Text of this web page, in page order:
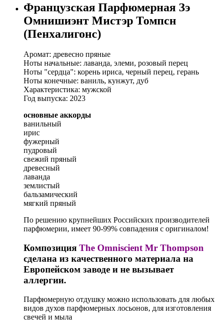
Французская Парфюмерная Зэ
Омнишиэнт Мистэр Томпсн
(Пенхалигонс)
Аромат: древесно пряные
Ноты начальные: лаванда, элеми, розовый перец
Ноты "сердца": корень ириса, черный перец, герань
Ноты конечные: ваниль, кунжут, дуб
Характеристика: мужской
Год выпуска: 2023
основные аккорды
ванильный
ирис
фужерный
пудровый
свежий пряный
древесный
лаванда
землистый
бальзамический
мягкий пряный
По решению крупнейших Российских производителей
парфюмерии, имеет 90-99% совпадения с оригиналом!
Композиция The Omniscient Mr Thompson
сделана из качественного материала на
Европейском заводе и не вызывает
аллергии.
Парфюмерную отдушку можно использовать для любых
видов духов парфюмерных лосьонов, для изготовления
свечей и мыла